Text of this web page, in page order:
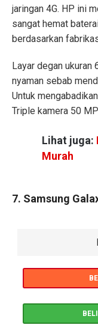
jaringan 4G. HP ini
sangat hemat
berdasarkan
Layar degan ukuran
nyaman sebab
Untuk
Triple kamera 50
Lihat juga:
Murah
7. Samsung